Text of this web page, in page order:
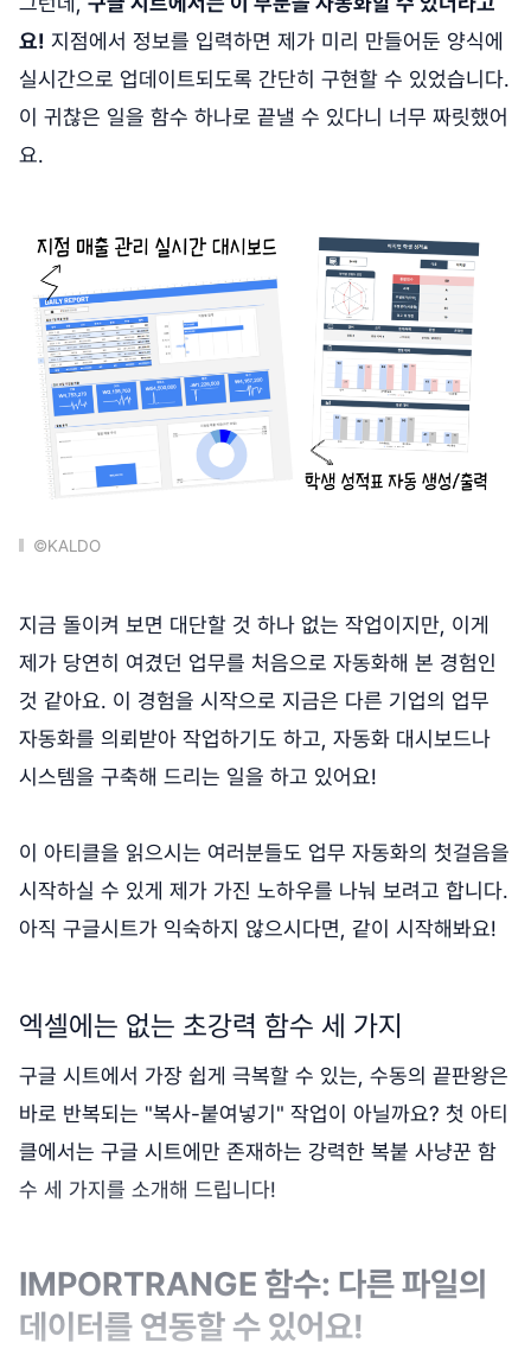
요! 지점에서 정보를 입력하면 제가 미리 만들어둔 양식에
실시간으로 업데이트되도록 간단히 구현할 수 있었습니다.
이 귀찮은 일을 함수 하나로 끝낼 수 있다니 너무 짜릿했어
요.
©KALDO
지금 돌이켜 보면 대단할 것 하나 없는 작업이지만, 이게
제가 당연히 여겼던 업무를 처음으로 자동화해 본 경험인
것 같아요. 이 경험을 시작으로 지금은 다른 기업의 업무
자동화를 의뢰받아 작업하기도 하고, 자동화 대시보드나
시스템을 구축해 드리는 일을 하고 있어요!
이 아티클을 읽으시는 여러분들도 업무 자동화의 첫걸음을
시작하실 수 있게 제가 가진 노하우를 나눠 보려고 합니다.
아직 구글시트가 익숙하지 않으시다면, 같이 시작해봐요!
엑셀에는 없는 초강력 함수 세 가지
구글 시트에서 가장 쉽게 극복할 수 있는, 수동의 끝판왕은
바로 반복되는 "복사-붙여넣기" 작업이 아닐까요? 첫 아티
클에서는 구글 시트에만 존재하는 강력한 복붙 사냥꾼 함
수 세 가지를 소개해 드립니다!
IMPORTRANGE 함수: 다른 파일의
데이터를 연동할 수 있어요!